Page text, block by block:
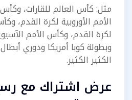
مثل: كأس العالم للقارات،
الأمم الأوروبية لكرة القدم،
لكرة القدم، وكأس الأمم
وبطولة كوبا أمريكا ودوري
الكثير الكثير.
عرض اشتراك مع